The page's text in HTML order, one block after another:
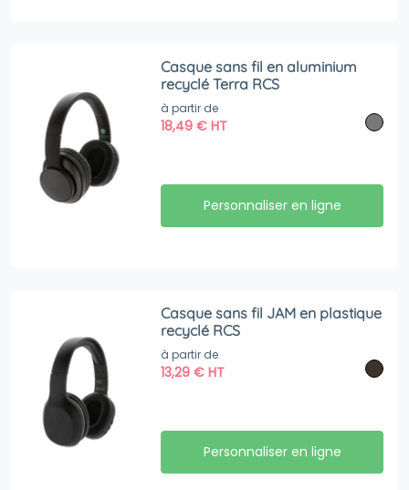
Casque sans fil en aluminium
recyclé Terra RCS
à partir de
18,49€ HT
Personnaliser en ligne
Casque sans fil JAM en plastique
recyclé RCS
à partir de
13,29€ HT
Personnaliser en ligne